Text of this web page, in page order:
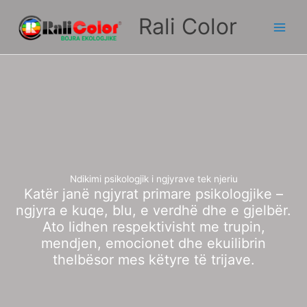
content
Rali Color
Ndikimi psikologjik i ngjyrave tek njeriu
Katër janë ngjyrat primare psikologjike –
ngjyra e kuqe, blu, e verdhë dhe e gjelbër.
Ato lidhen respektivisht me trupin,
mendjen, emocionet dhe ekuilibrin
thelbësor mes këtyre të trijave.